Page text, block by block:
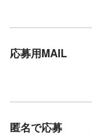
応募用MAIL
匿名で応募